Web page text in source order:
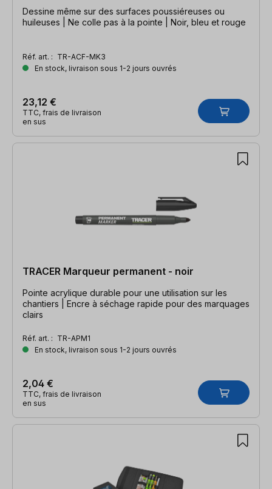
Dessine même sur des surfaces poussiéreuses ou
huileuses | Ne colle pas à la pointe | Noir, bleu et rouge
Réf. art. : TR-ACF-MK3
En stock, livraison sous 1-2 jours ouvrés
23,12 €
TTC, frais de livraison
en sus
TRACER Marqueur permanent - noir
Pointe acrylique durable pour une utilisation sur les
chantiers | Encre à séchage rapide pour des marquages
clairs
Réf. art. : TR-APM1
En stock, livraison sous 1-2 jours ouvrés
2,04 €
TTC, frais de livraison
en sus